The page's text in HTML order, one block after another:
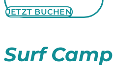
JETZT BUCHEN
Surf